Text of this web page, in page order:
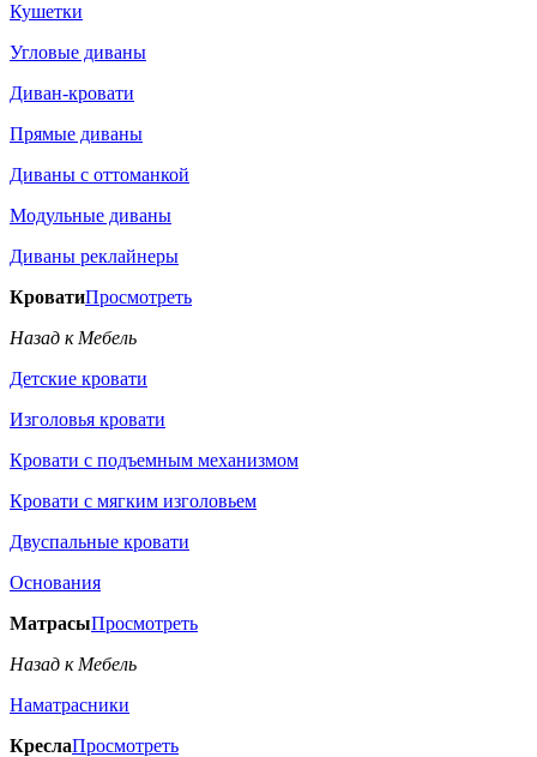
Кушетки
Угловые диваны
Диван-кровати
Прямые диваны
Диваны с оттоманкой
Модульные диваны
Диваны реклайнеры
КроватиПросмотреть
Назад к Мебель
Детские кровати
Изголовья кровати
Кровати с подъемным механизмом
Кровати с мягким изголовьем
Двуспальные кровати
Основания
МатрасыПросмотреть
Назад к Мебель
Наматрасники
КреслаПросмотреть